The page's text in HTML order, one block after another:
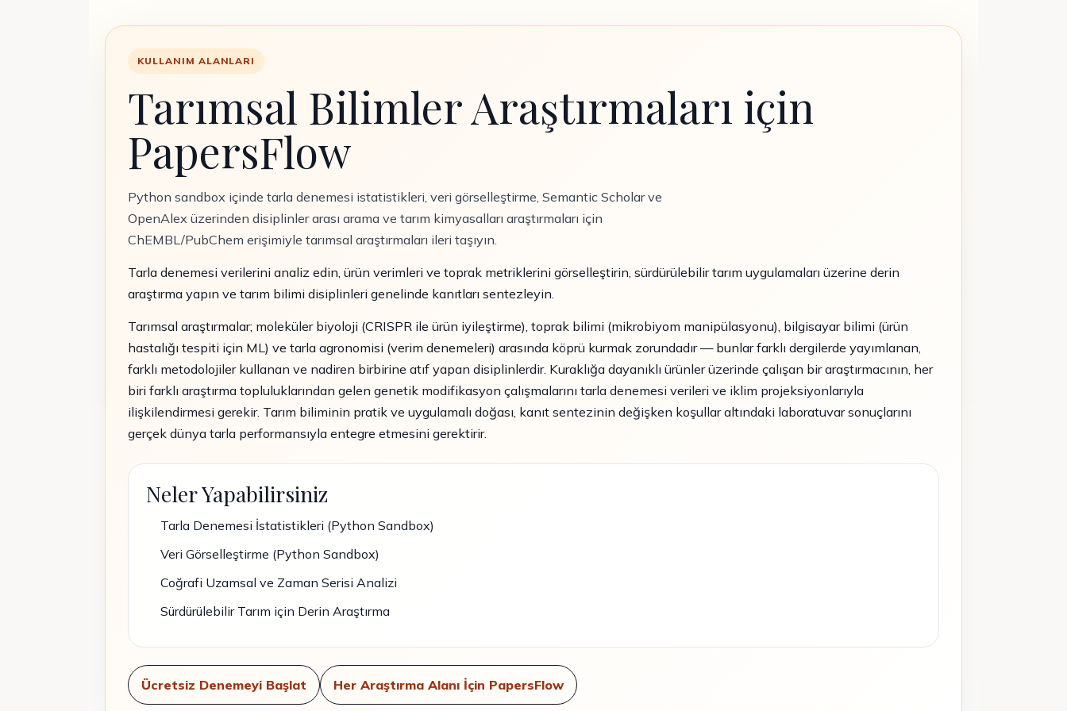
KULLANIM ALANLARI
Tarımsal Bilimler Araştırmaları için
PapersFlow
Python sandbox içinde tarla denemesi istatistikleri, veri görselleştirme, Semantic Scholar ve
OpenAlex üzerinden disiplinler arası arama ve tarım kimyasalları araştırmaları için
ChEMBL/PubChem erişimiyle tarımsal araştırmaları ileri taşıyın.
Tarla denemesi verilerini analiz edin, ürün verimleri ve toprak metriklerini görselleştirin, sürdürülebilir tarım uygulamaları üzerine derin
araştırma yapın ve tarım bilimi disiplinleri genelinde kanıtları sentezleyin.
Tarımsal araştırmalar; moleküler biyoloji (CRISPR ile ürün iyileştirme), toprak bilimi (mikrobiyom manipülasyonu), bilgisayar bilimi (ürün
hastalığı tespiti için ML) ve tarla agronomisi (verim denemeleri) arasında köprü kurmak zorundadır — bunlar farklı dergilerde yayımlanan,
farklı metodolojiler kullanan ve nadiren birbirine atıf yapan disiplinlerdir. Kuraklığa dayanıklı ürünler üzerinde çalışan bir araştırmacının, her
biri farklı araştırma topluluklarından gelen genetik modifikasyon çalışmalarını tarla denemesi verileri ve iklim projeksiyonlarıyla
ilişkilendirmesi gerekir. Tarım biliminin pratik ve uygulamalı doğası, kanıt sentezinin değişken koşullar altındaki laboratuvar sonuçlarını
gerçek dünya tarla performansıyla entegre etmesini gerektirir.
Neler Yapabilirsiniz
Tarla Denemesi İstatistikleri (Python Sandbox)
Veri Görselleştirme (Python Sandbox)
Coğrafi Uzamsal ve Zaman Serisi Analizi
Sürdürülebilir Tarım için Derin Araştırma
Ücretsiz Denemeyi Başlat Her Araştırma Alanı İçin PapersFlow